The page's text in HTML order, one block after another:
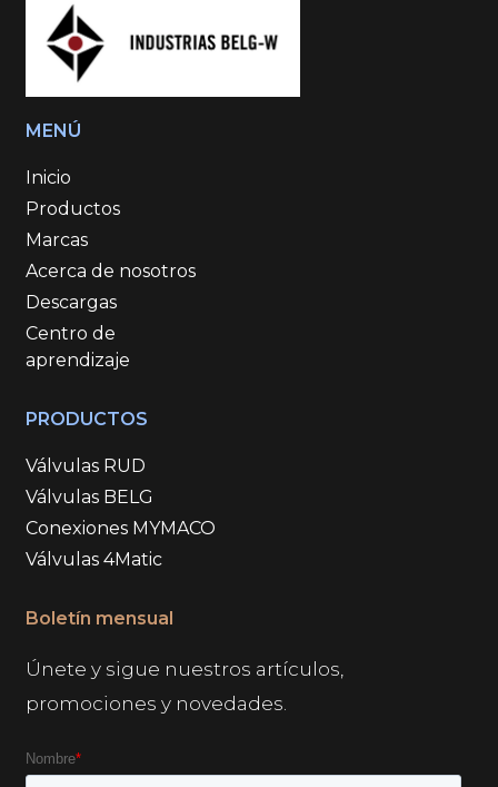
MENÚ
Inicio
Productos
Marcas
Acerca de nosotros
Descargas
Centro de
aprendizaje
PRODUCTOS
Válvulas RUD
Válvulas BELG
Conexiones MYMACO
Válvulas 4Matic
Boletín mensual
Únete y sigue nuestros artículos,
promociones y novedades.